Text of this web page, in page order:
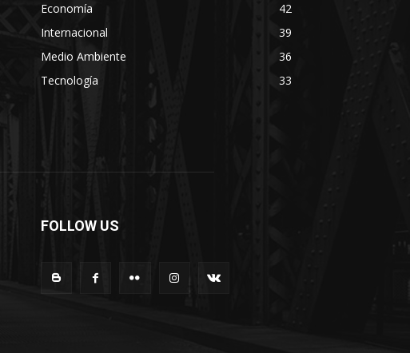
Economía
42
Internacional
39
Medio Ambiente
36
Tecnología
33
FOLLOW US